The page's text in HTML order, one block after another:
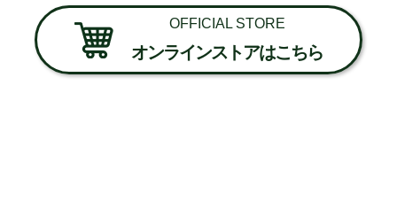
OFFICIAL STORE
オンラインストアはこちら